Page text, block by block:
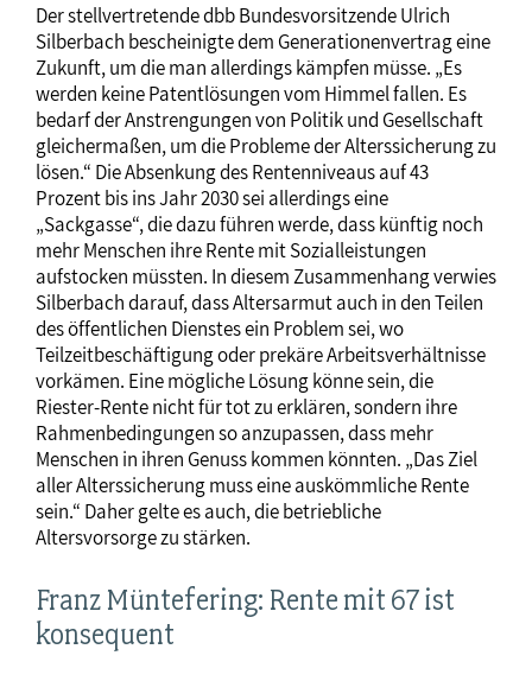
Der stellvertretende dbb Bundesvorsitzende Ulrich
Silberbach bescheinigte dem Generationenvertrag eine
Zukunft, um die man allerdings kämpfen müsse. „Es
werden keine Patentlösungen vom Himmel fallen. Es
bedarf der Anstrengungen von Politik und Gesellschaft
gleichermaßen, um die Probleme der Alterssicherung zu
lösen.“ Die Absenkung des Rentenniveaus auf 43
Prozent bis ins Jahr 2030 sei allerdings eine
„Sackgasse“, die dazu führen werde, dass künftig noch
mehr Menschen ihre Rente mit Sozialleistungen
aufstocken müssten. In diesem Zusammenhang verwies
Silberbach darauf, dass Altersarmut auch in den Teilen
des öffentlichen Dienstes ein Problem sei, wo
Teilzeitbeschäftigung oder prekäre Arbeitsverhältnisse
vorkämen. Eine mögliche Lösung könne sein, die
Riester-Rente nicht für tot zu erklären, sondern ihre
Rahmenbedingungen so anzupassen, dass mehr
Menschen in ihren Genuss kommen könnten. „Das Ziel
aller Alterssicherung muss eine auskömmliche Rente
sein.“ Daher gelte es auch, die betriebliche
Altersvorsorge zu stärken.
Franz Müntefering: Rente mit 67 ist
konsequent